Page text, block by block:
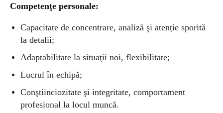
Competenţe personale:
Capacitate de concentrare, analiză şi atenție sporită
la detalii;
Adaptabilitate la situaţii noi, flexibilitate;
Lucrul în echipă;
Conştiinciozitate şi integritate, comportament
profesional la locul muncă.